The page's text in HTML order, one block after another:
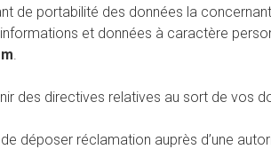
de portabilité des données la
et données à caractère
.
des directives relatives au sort de vos
déposer réclamation auprès d’une